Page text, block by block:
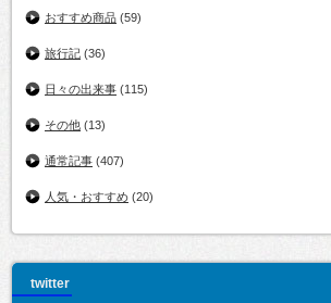
おすすめ商品 (59)
旅行記 (36)
日々の出来事 (115)
その他 (13)
通常記事 (407)
人気・おすすめ (20)
twitter